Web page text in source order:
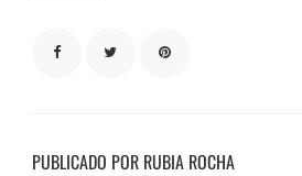
PUBLICADO POR RUBIA ROCHA